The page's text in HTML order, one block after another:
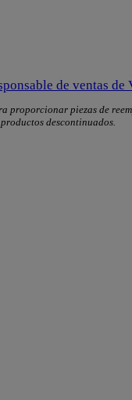
de ventas de
piezas de
descontinuados.